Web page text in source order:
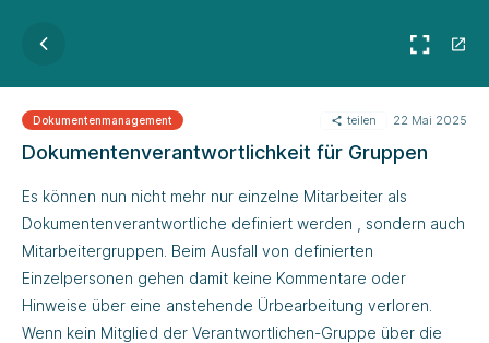
Dokumenten­manage­ment teilen 22 Mai 2025
Dokumentenverantwortlichkeit für Gruppen
Es können nun nicht mehr nur einzelne Mitarbeiter als
Dokumentenverantwortliche definiert werden , sondern auch
Mitarbeitergruppen. Beim Ausfall von definierten
Einzelpersonen gehen damit keine Kommentare oder
Hinweise über eine anstehende Ürbearbeitung verloren.
Wenn kein Mitglied der Verantwortlichen-Gruppe über die